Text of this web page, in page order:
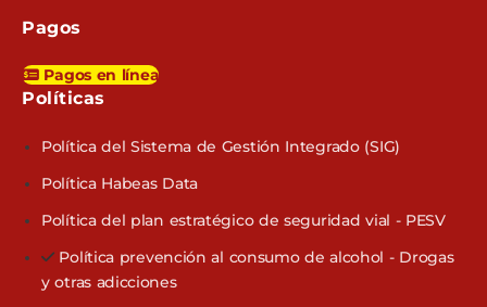
Pagos
Pagos en línea
Políticas​
Política del Sistema de Gestión Integrado (SIG)
Política Habeas Data
Política del plan estratégico de seguridad vial - PESV
Política prevención al consumo de alcohol - Drogas
y otras adicciones